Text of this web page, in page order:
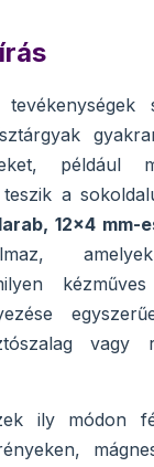
például
a
12x4 mm-
vagy
ily módon